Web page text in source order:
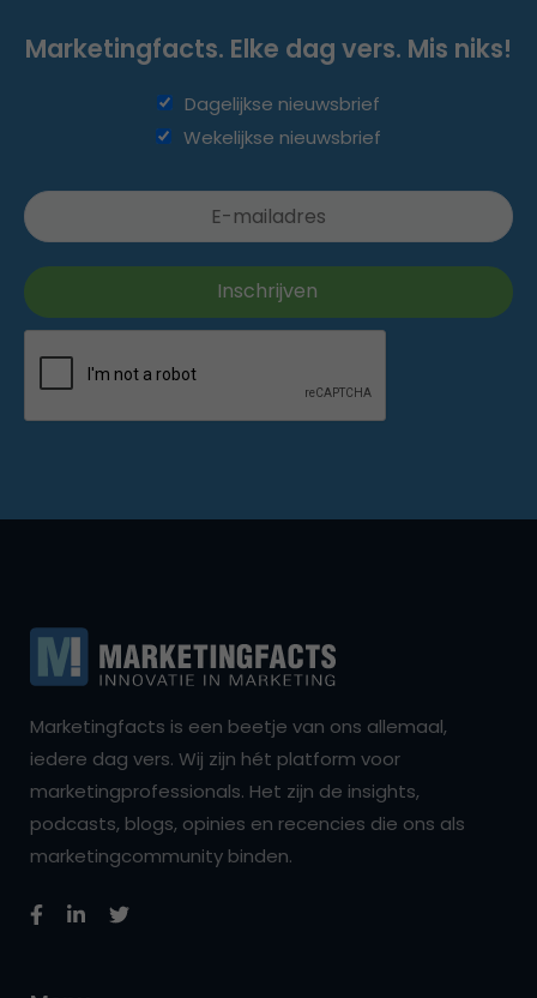
Marketingfacts. Elke dag vers. Mis niks!
Dagelijkse nieuwsbrief
Wekelijkse nieuwsbrief
Marketingfacts is een beetje van ons allemaal,
iedere dag vers. Wij zijn hét platform voor
marketingprofessionals. Het zijn de insights,
podcasts, blogs, opinies en recencies die ons als
marketingcommunity binden.